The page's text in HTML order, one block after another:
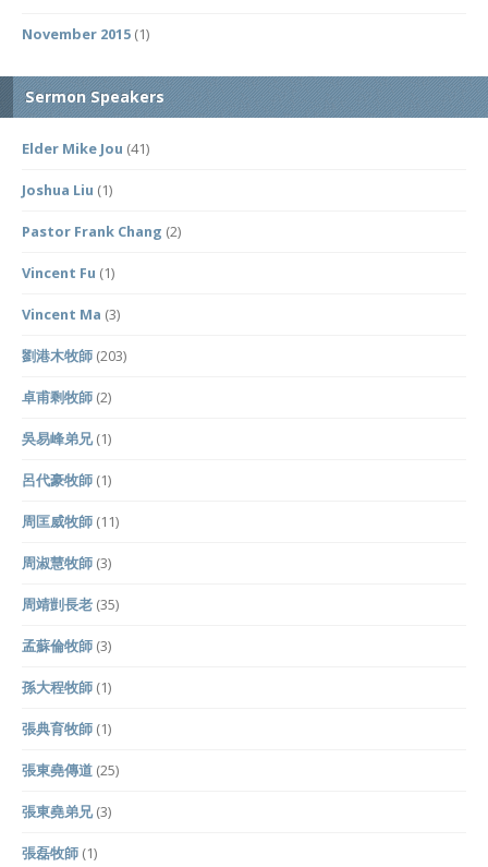
November 2015 (1)
Sermon Speakers
Elder Mike Jou (41)
Joshua Liu (1)
Pastor Frank Chang (2)
Vincent Fu (1)
Vincent Ma (3)
劉港木牧師 (203)
卓甫剩牧師 (2)
吳易峰弟兄(1)
呂代豪牧師 (1)
周匡威牧師 (11)
周淑慧牧師 (3)
周靖剴長老 (35)
孟蘇倫牧師 (3)
孫大程牧師 (1)
張典育牧師 (1)
張東堯傳道 (25)
張東堯弟兄(3)
張磊牧師 (1)